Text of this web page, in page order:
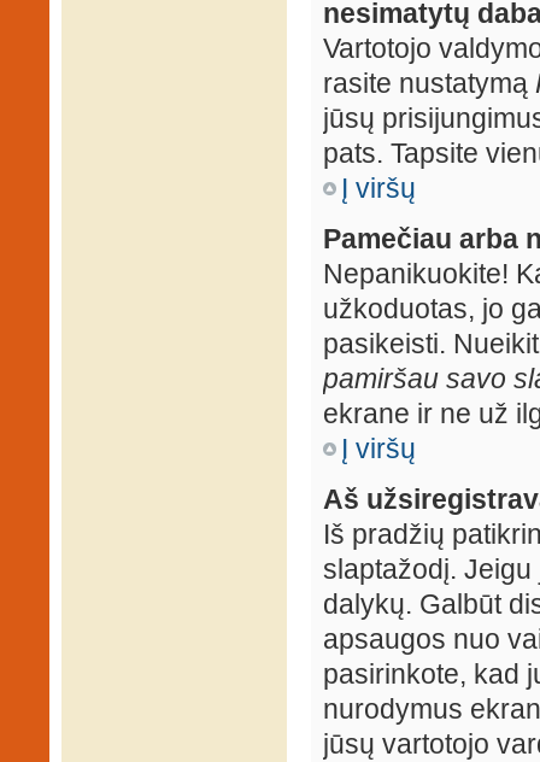
nesimatytų
Vartotojo
rasite nustatymą
jūsų
pats. Tapsite
Į viršų
Pamečiau arba
Nepanikuokite!
užkoduotas, jo
pasikeisti.
pamiršau savo
ekrane ir ne už
Į viršų
Aš
Iš pradžių
slaptažodį.
dalykų. Galbūt
apsaugos nuo
pasirinkote, kad
nurodymus
jūsų vartotojo